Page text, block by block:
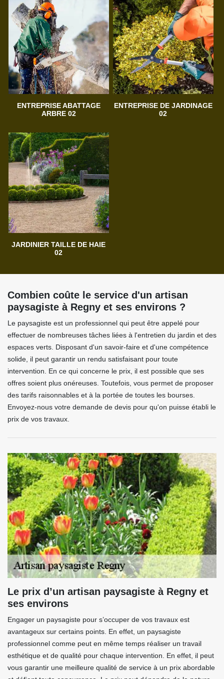
ENTREPRISE ABATTAGE
ARBRE 02
ENTREPRISE DE JARDINAGE
02
JARDINIER TAILLE DE HAIE
02
Combien coûte le service d'un artisan
paysagiste à Regny et ses environs ?
Le paysagiste est un professionnel qui peut être appelé pour
effectuer de nombreuses tâches liées à l'entretien du jardin et des
espaces verts. Disposant d'un savoir-faire et d'une compétence
solide, il peut garantir un rendu satisfaisant pour toute
intervention. En ce qui concerne le prix, il est possible que ses
offres soient plus onéreuses. Toutefois, vous permet de proposer
des tarifs raisonnables et à la portée de toutes les bourses.
Envoyez-nous votre demande de devis pour qu'on puisse établi le
prix de vos travaux.
Le prix d’un artisan paysagiste à Regny et
ses environs
Engager un paysagiste pour s’occuper de vos travaux est
avantageux sur certains points. En effet, un paysagiste
professionnel comme peut en même temps réaliser un travail
esthétique et de qualité pour chaque intervention. En effet, il peut
vous garantir une meilleure qualité de service à un prix abordable